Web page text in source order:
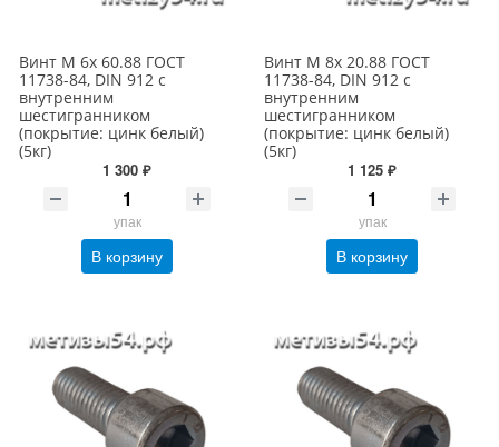
Винт М 6х 60.88 ГОСТ
11738-84, DIN 912 с
внутренним
шестигранником
(покрытие: цинк белый)
(5кг)
1 300 ₽
упак
В корзину
Винт М 8х 20.88 ГОСТ
11738-84, DIN 912 с
внутренним
шестигранником
(покрытие: цинк белый)
(5кг)
1 125 ₽
упак
В корзину